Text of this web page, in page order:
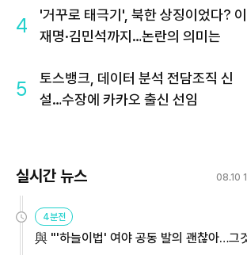
4
'거꾸로 태극기', 북한 상징이었다? 이
재명·김민석까지…논란의 의미는
5
토스뱅크, 데이터 분석 전담조직 신
설…수장에 카카오 출신 선임
실시간 뉴스 08.10
4분전
與 "'하늘이법' 여야 공동 발의 괜찮아…그